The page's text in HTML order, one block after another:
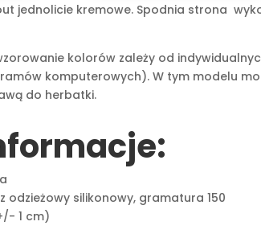
jednolicie kremowe. Spodnia strona
kolorów zależy od
komputerowych). W tym modelu
do herbatki.
odzieżowy silikonowy, gramatura 150
1 cm)